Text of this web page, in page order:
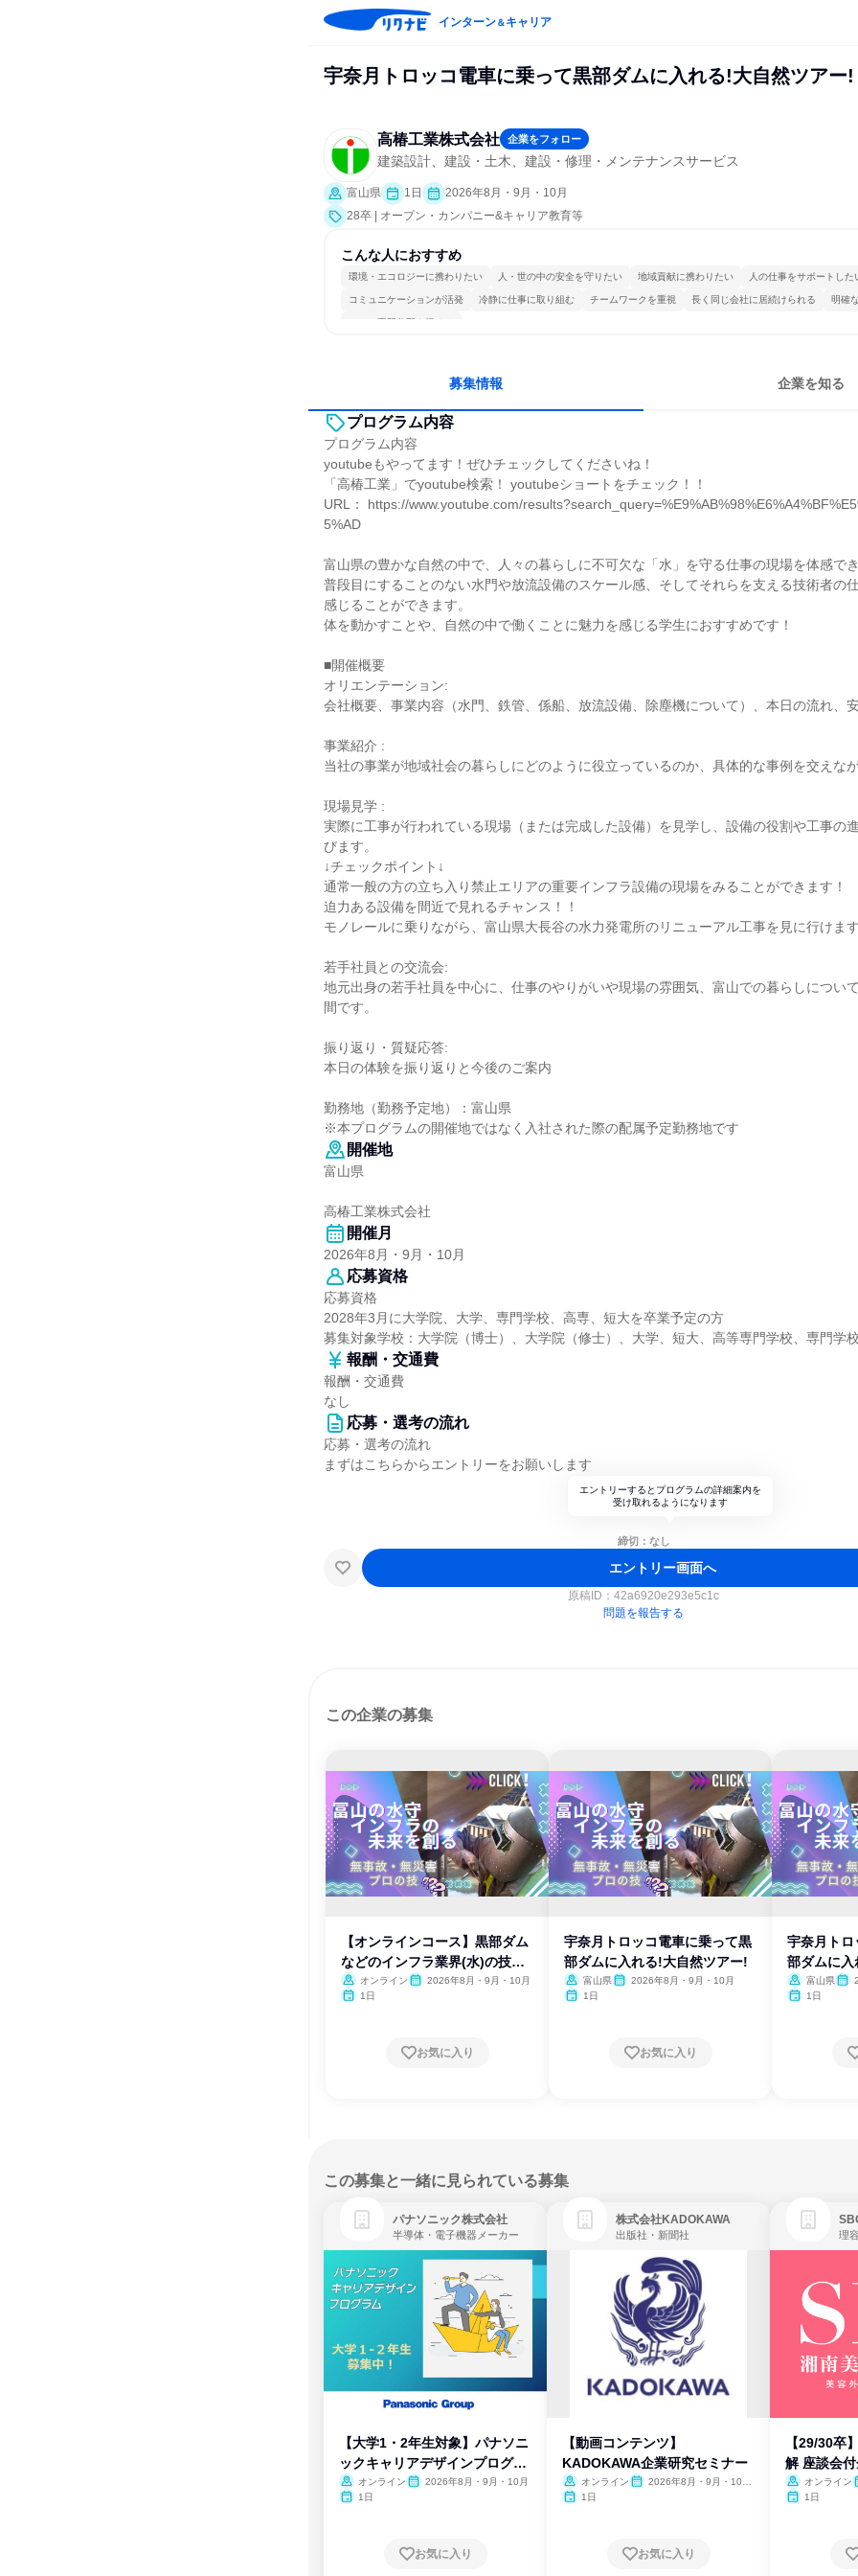
インターン＆キャリア
宇奈月トロッコ電車に乗って黒部ダムに入れる!大自然ツアー!
高椿工業株式会社 企業をフォロー
建築設計、建設・土木、建設・修理・メンテナンスサービス
富山県 1日
2026年8月・9月・10月
28卒 | オープン・カンパニー&キャリア教育等
こんな人におすすめ
環境・エコロジーに携わりたい 人・世の中の安全を守りたい 地域貢献に携わりたい 人の仕事をサポートした
コミュニケーションが活発 冷静に仕事に取り組む チームワークを重視 長く同じ会社に居続けられる 明確
一つの専門分野を極める
募集情報 企業を知る
プログラム内容
プログラム内容
youtubeもやってます！ぜひチェックしてくださいね！
「高椿工業」でyoutube検索！ youtubeショートをチェック！！
URL： https://www.youtube.com/
5%AD
富山県の豊かな自然の中で、人々の暮らしに不可欠な「水」を守る仕事の現場を体感でき
普段目にすることのない水門や放流設備のスケール感、そしてそれらを支える技術者の
感じることができます。
体を動かすことや、自然の中で働くことに魅力を感じる学生におすすめです！
■開催概要
オリエンテーション:
会社概要、事業内容（水門、鉄管、係船、放流設備、除塵機について）、本日の流れ、
事業紹介 :
当社の事業が地域社会の暮らしにどのように役立っているのか、具体的な事例を交えなが
現場見学 :
実際に工事が行われている現場（または完成した設備）を見学し、設備の役割や工事の
びます。
↓チェックポイント↓
通常一般の方の立ち入り禁止エリアの重要インフラ設備の現場をみることができます！
迫力ある設備を間近で見れるチャンス！！
モノレールに乗りながら、富山県大長谷の水力発電所のリニューアル工事を見に行けます
若手社員との交流会:
地元出身の若手社員を中心に、仕事のやりがいや現場の雰囲気、富山での暮らしについ
間です。
振り返り・質疑応答:
本日の体験を振り返りと今後のご案内
勤務地（勤務予定地）：富山県
※本プログラムの開催地ではなく入社された際の配属予定勤務地です
開催地
富山県
高椿工業株式会社
開催月
2026年8月・9月・10月
応募資格
応募資格
2028年3月に大学院、大学、専門学校、高専、短大を卒業予定の方
募集対象学校：大学院（博士）、大学院（修士）、大学、短大、高等専門学校、専門学校
報酬・交通費
報酬・交通費
なし
応募・選考の流れ
応募・選考の流れ
まずはこちらからエントリーをお願いします
エントリーするとプログラムの詳細案内を
受け取れるようになります
締切：なし
エントリー画面へ
原稿ID： 42a6920e293e5c1c
問題を報告する
この企業の募集
【オンラインコース】黒部ダム
などのインフラ業界(水)の技術
職
オンライン
2026年8月・9月・10月
1日
お気に入り
宇奈月トロッコ電車に乗って黒
部ダムに入れる!大自然ツアー!
富山県
2026年8月・9月・10月
1日
お気に入り
宇奈月トロ
部ダムに
富山県
1日
この募集と一緒に見られている募集
パナソニック株式会社
半導体・電子機器メーカー
【大学1・2年生対象】パナソニ
ックキャリアデザインプログラ
ム
オンライン
2026年8月・9月・10月
1日
お気に入り
株式会社KADOKAWA
出版社・新聞社
【動画コンテンツ】
KADOKAWA企業研究セミナー
オンライン
2026年8月・9月・10
1日
お気に入り
【29/30卒
解 座談会
オンライン
1日